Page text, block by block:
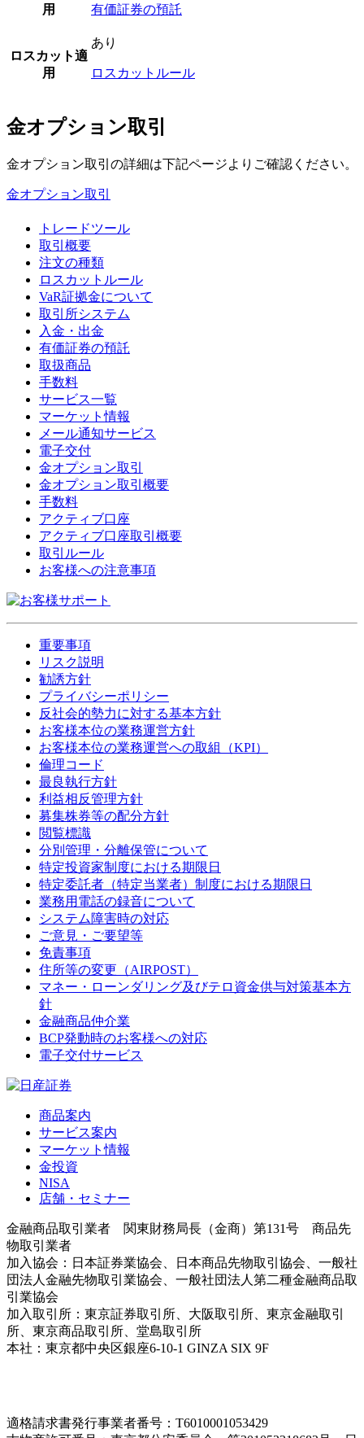
用
有価証券の預託
ロスカット適
用
あり
ロスカットルール
金オプション取引
金オプション取引の詳細は下記ページよりご確認ください。
金オプション取引
トレードツール
取引概要
注文の種類
ロスカットルール
VaR証拠金について
取引所システム
入金・出金
有価証券の預託
取扱商品
手数料
サービス一覧
マーケット情報
メール通知サービス
電子交付
金オプション取引
金オプション取引概要
手数料
アクティブ口座
アクティブ口座取引概要
取引ルール
お客様への注意事項
重要事項
リスク説明
勧誘方針
プライバシーポリシー
反社会的勢力に対する基本方針
お客様本位の業務運営方針
お客様本位の業務運営への取組（KPI）
倫理コード
最良執行方針
利益相反管理方針
募集株券等の配分方針
閲覧標識
分別管理・分離保管について
特定投資家制度における期限日
特定委託者（特定当業者）制度における期限日
業務用電話の録音について
システム障害時の対応
ご意見・ご要望等
免責事項
住所等の変更（AIRPOST）
マネー・ローンダリング及びテロ資金供与対策基本方
針
金融商品仲介業
BCP発動時のお客様への対応
電子交付サービス
商品案内
サービス案内
マーケット情報
金投資
NISA
店舗・セミナー
金融商品取引業者 関東財務局長（金商）第131号 商品先
物取引業者
加入協会：日本証券業協会、日本商品先物取引協会、一般社
団法人金融先物取引業協会、一般社団法人第二種金融商品取
引業協会
加入取引所：東京証券取引所、大阪取引所、東京金融取引
所、東京商品取引所、堂島取引所
本社：東京都中央区銀座6-10-1 GINZA SIX 9F
適格請求書発行事業者番号：T6010001053429